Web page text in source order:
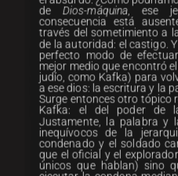
de
Dios-máquina, ese
consecuencia está
través del sometimiento a
de la autoridad: el castigo.
perfecto modo de
mejor medio que encontró
judío, como Kafka) para
a ese dios: la escritura y la
Surge entonces otro tópico
Kafka: el del poder de
Justamente, la palabra y
inequívocos de la
condenado y el soldado
que el oficial y el
únicos que hablan) sino